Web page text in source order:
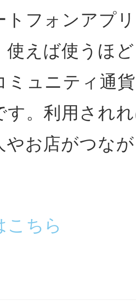
フォンアプ
使えば使うほ
ミュニティ通
す。利用され
やお店がつな
こちら
八尾
鎌倉
相模原